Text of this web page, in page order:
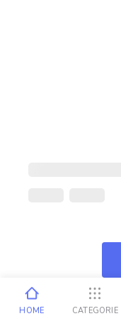
HOME CATEGORIE